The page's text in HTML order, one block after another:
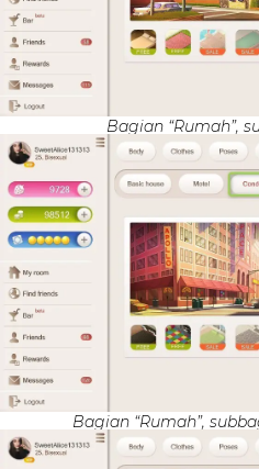
Bagian “Rumah”,
Bagian “Rumah”,